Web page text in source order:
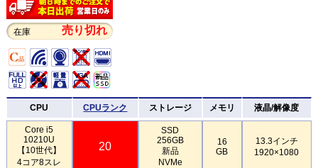
在庫 売り切れ
CPU CPUランク ストレージ メモリ 液晶/解像度
Core i5
10210U
【10世代】
4コア8スレ
20
SSD
256GB
新品
NVMe
16
GB
13.3インチ
1920×1080